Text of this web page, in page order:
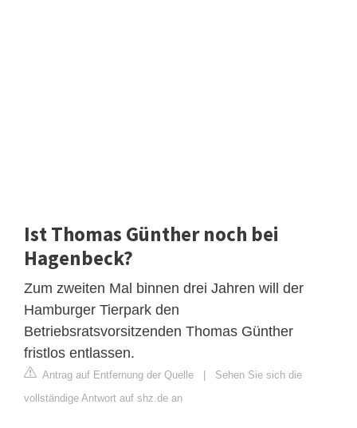
Ist Thomas Günther noch bei
Hagenbeck?
Zum zweiten Mal binnen drei Jahren will der
Hamburger Tierpark den
Betriebsratsvorsitzenden Thomas Günther
fristlos entlassen.
Antrag auf Entfernung der Quelle
Sehen Sie sich die
vollständige Antwort auf shz.de an